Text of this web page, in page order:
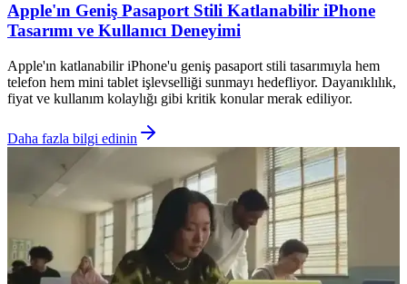
Apple'ın Geniş Pasaport Stili Katlanabilir iPhone
Tasarımı ve Kullanıcı Deneyimi
Apple'ın katlanabilir iPhone'u geniş pasaport stili tasarımıyla hem
telefon hem mini tablet işlevselliği sunmayı hedefliyor. Dayanıklılık,
fiyat ve kullanım kolaylığı gibi kritik konular merak ediliyor.
Daha fazla bilgi edinin